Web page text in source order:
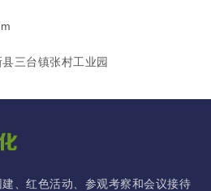
三台镇张村工业园
、红色活动、参观考察和会议接待